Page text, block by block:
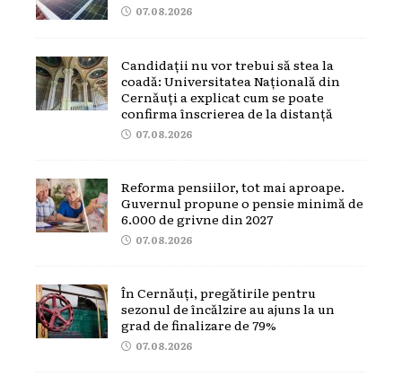
07.08.2026
Candidații nu vor trebui să stea la
coadă: Universitatea Națională din
Cernăuți a explicat cum se poate
confirma înscrierea de la distanță
07.08.2026
Reforma pensiilor, tot mai aproape.
Guvernul propune o pensie minimă de
6.000 de grivne din 2027
07.08.2026
În Cernăuți, pregătirile pentru
sezonul de încălzire au ajuns la un
grad de finalizare de 79%
07.08.2026